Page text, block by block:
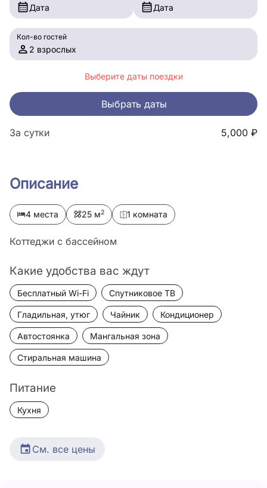
Описание
4 места 25 м2 1 комната
Коттеджи с бассейном
Какие удобства вас ждут
Бесплатный Wi-Fi Спутниковое ТВ
Гладильная, утюг Чайник Кондиционер
Автостоянка Мангальная зона
Стиральная машина
Питание
Кухня
См. все цены
Дата Дата
Кол-во гостей
2 взрослых
Выберите даты поездки
Выбрать даты
За сутки 5,000 ₽